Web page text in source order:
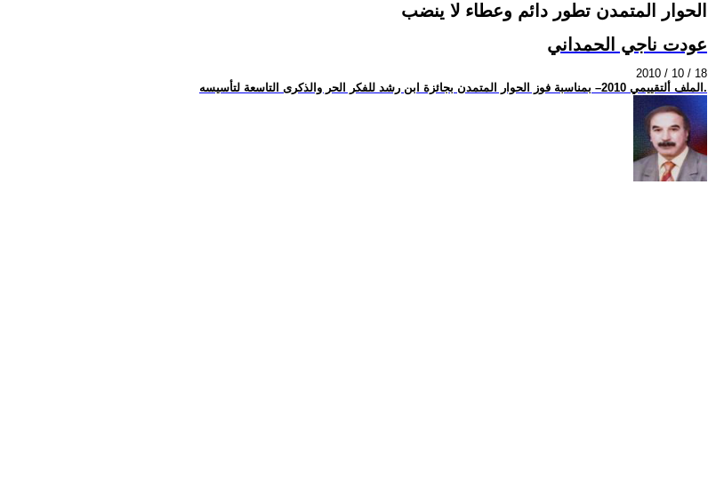
الحوار المتمدن تطور دائم وعطاء لا ينضب
عودت ناجي الحمداني
2010 / 10 / 18
الملف ألتقييمي 2010– بمناسبة فوز الحوار المتمدن بجائزة ابن رشد للفكر الحر والذكرى التاسعة لتأسيسه.